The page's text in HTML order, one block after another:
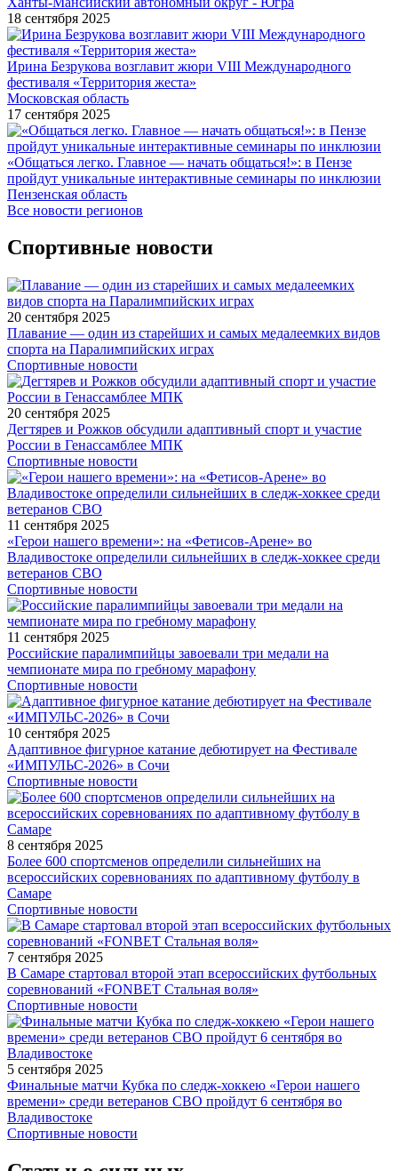
18 сентября 2025
Ирина Безрукова возглавит жюри VIII Международного
фестиваля «Территория жеста»
Московская область
17 сентября 2025
«Общаться легко. Главное — начать общаться!»: в Пензе
пройдут уникальные интерактивные семинары по инклюзии
Пензенская область
Все новости регионов
Спортивные новости
20 сентября 2025
Плавание — один из старейших и самых медалеемких видов
спорта на Паралимпийских играх
Спортивные новости
20 сентября 2025
Дегтярев и Рожков обсудили адаптивный спорт и участие
России в Генассамблее МПК
Спортивные новости
11 сентября 2025
«Герои нашего времени»: на «Фетисов-Арене» во
Владивостоке определили сильнейших в следж-хоккее среди
ветеранов СВО
Спортивные новости
11 сентября 2025
Российские паралимпийцы завоевали три медали на
чемпионате мира по гребному марафону
Спортивные новости
10 сентября 2025
Адаптивное фигурное катание дебютирует на Фестивале
«ИМПУЛЬС-2026» в Сочи
Спортивные новости
8 сентября 2025
Более 600 спортсменов определили сильнейших на
всероссийских соревнованиях по адаптивному футболу в
Самаре
Спортивные новости
7 сентября 2025
В Самаре стартовал второй этап всероссийских футбольных
соревнований «FONBET Стальная воля»
Спортивные новости
5 сентября 2025
Финальные матчи Кубка по следж-хоккею «Герои нашего
времени» среди ветеранов СВО пройдут 6 сентября во
Владивостоке
Спортивные новости